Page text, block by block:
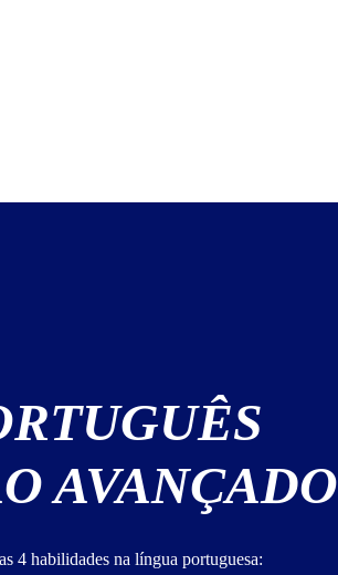
AVANÇADO
4 habilidades na língua portuguesa: